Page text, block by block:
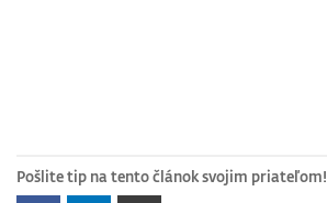
Pošlite tip na tento článok svojim priateľom!